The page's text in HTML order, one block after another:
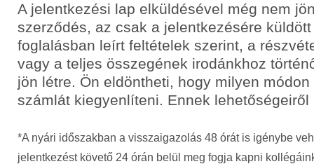
A jelentkezési lap elküldésével még nem
szerződés, az csak a jelentkezésére
foglalásban leírt feltételek szerint, a
vagy a teljes összegének irodánkhoz
jön létre. Ön eldöntheti, hogy milyen
számlát kiegyenlíteni. Ennek lehetőségeiről
*A nyári időszakban a visszaigazolás 48 órát is igénybe
jelentkezést követő 24 órán belül meg fogja kapni